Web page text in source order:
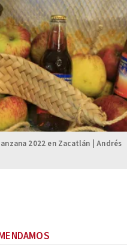
2022 en Zacatlán | Andrés